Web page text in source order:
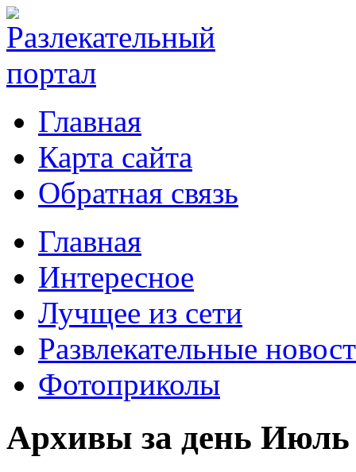
Главная
Карта сайта
Обратная связь
Главная
Интересное
Лучщее из сети
Развлекательные
Фотоприколы
Архивы за день Июль